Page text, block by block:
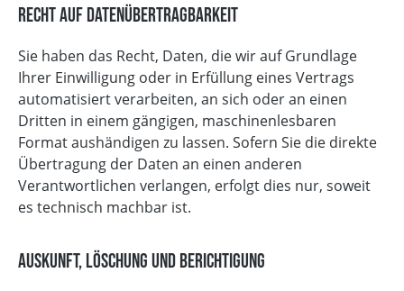
Recht auf Daten­übertrag­barkeit
Sie haben das Recht, Daten, die wir auf Grundlage
Ihrer Einwilligung oder in Erfüllung eines Vertrags
automatisiert verarbeiten, an sich oder an einen
Dritten in einem gängigen, maschinenlesbaren
Format aushändigen zu lassen. Sofern Sie die direkte
Übertragung der Daten an einen anderen
Verantwortlichen verlangen, erfolgt dies nur, soweit
es technisch machbar ist.
Auskunft, Löschung und Berichtigung